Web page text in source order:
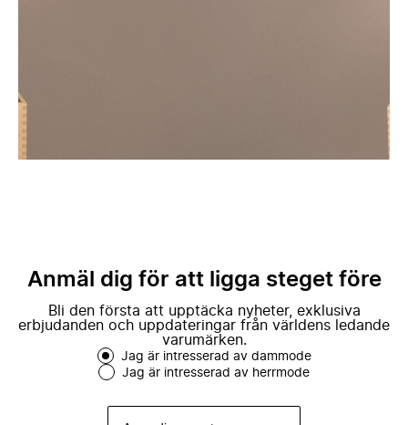
Anmäl dig för att ligga steget före
Bli den första att upptäcka nyheter, exklusiva
erbjudanden och uppdateringar från världens ledande
varumärken.
Jag är intresserad av dammode
Jag är intresserad av herrmode